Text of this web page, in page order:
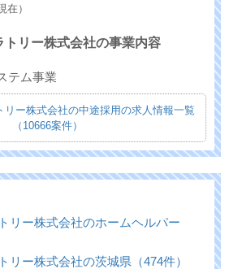
在）
トリー株式会社の事業内容
テム事業
リー株式会社の中途採用の求人情報一覧
（10666案件）
リー株式会社のホームヘルパー
リー株式会社の茨城県（474件）